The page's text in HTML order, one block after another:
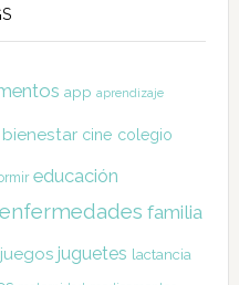
app aprendizaje
bienestar cine colegio
educación
enfermedades familia
juegos juguetes lactancia